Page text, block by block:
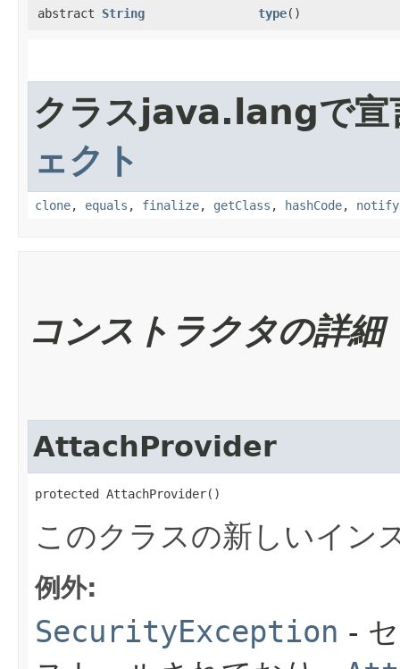
abstract String type()
クラスjava.langで宣
ェクト
clone, equals , finalize, getClass , hashCode, notify
コンストラクタの詳細
AttachProvider
protected AttachProvider()
このクラスの新しいイン
例外:
SecurityException -